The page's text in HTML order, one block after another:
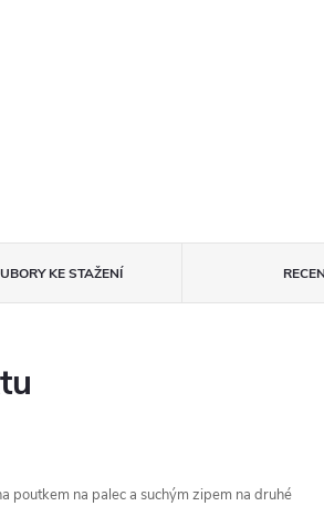
KE STAŽENÍ
poutkem na palec a suchým zipem na druhé